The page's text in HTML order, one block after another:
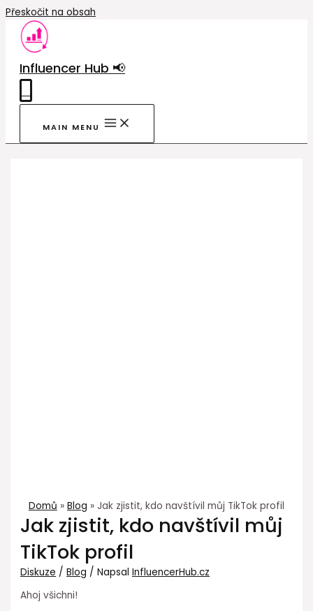
Přeskočit na obsah
Influencer Hub 📢
MAIN MENU
Domů Blog Jak zjistit, kdo navštívil můj TikTok profil
Jak zjistit, kdo navštívil můj
TikTok profil
Diskuze /Blog / NapsalInfluencerHub.cz
Ahoj všichni!